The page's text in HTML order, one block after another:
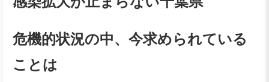
危機的状況の中、今求められている
ことは